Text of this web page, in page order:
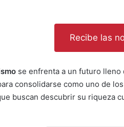
Recibe las
se enfrenta a un futuro
consolidarse como uno de
buscan descubrir su riqueza